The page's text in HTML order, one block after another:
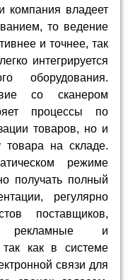
компания владеет
то ведение
и точнее, так
интегрируется
оборудования.
со сканером
процессы по
товаров, но и
товара на складе.
режиме
получать полный
регулярно
поставщиков,
рекламные и
как в системе
связи для